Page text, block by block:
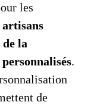
les
artisans
de la
.
de